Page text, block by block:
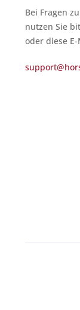
Bei Fragen
nutzen Sie
oder diese